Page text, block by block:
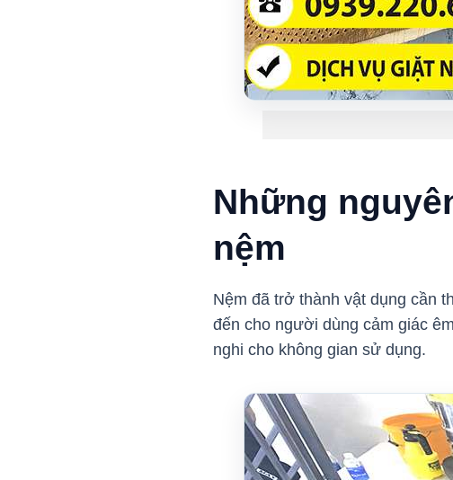
Những
nệm
Nệm đã trở thành vật dụng cần
đến cho người dùng cảm giác
nghi cho không gian sử dụng.